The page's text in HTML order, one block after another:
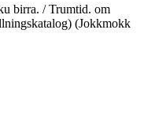
birra. / Trumtid. om
(Jokkmokk